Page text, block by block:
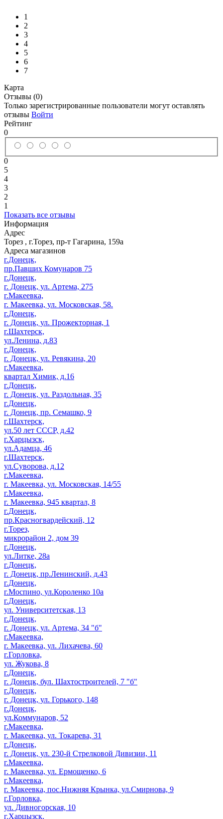
1
2
3
4
5
6
7
Карта
Отзывы (0)
Только зарегистрированные пользователи могут оставлять
отзывы Войти
Рейтинг
0
0
5
4
3
2
1
Показать все отзывы
Информация
Адрес
Торез , г.Торез, пр-т Гагарина, 159а
Адреса магазинов
г.Донецк,
пр.Павших Комунаров 75
г.Донецк,
г. Донецк, ул. Артема, 275
г.Макеевка,
г. Макеевка, ул. Московская, 58.
г.Донецк,
г. Донецк, ул. Прожекторная, 1
г.Шахтерск,
ул.Ленина, д.83
г.Донецк,
г. Донецк, ул. Ревякина, 20
г.Макеевка,
квартал Химик, д.16
г.Донецк,
г. Донецк, ул. Раздольная, 35
г.Донецк,
г. Донецк, пр. Семашко, 9
г.Шахтерск,
ул.50 лет СССР, д.42
г.Харцызск,
ул.Адамца, 46
г.Шахтерск,
ул.Суворова, д.12
г.Макеевка,
г. Макеевка, ул. Московская, 14/55
г.Макеевка,
г. Макеевка, 945 квартал, 8
г.Донецк,
пр.Красногвардейский, 12
г.Торез,
микрорайон 2, дом 39
г.Донецк,
ул.Литке, 28а
г.Донецк,
г. Донецк, пр.Ленинский, д.43
г.Донецк,
г.Моспино, ул.Короленко 10а
г.Донецк,
ул. Университетская, 13
г.Донецк,
г. Донецк, ул. Артема, 34 "б"
г.Макеевка,
г. Макеевка, ул. Лихачева, 60
г.Горловка,
ул. Жукова, 8
г.Донецк,
г. Донецк, бул. Шахтостроителей, 7 "б"
г.Донецк,
г. Донецк, ул. Горького, 148
г.Донецк,
ул.Коммунаров, 52
г.Макеевка,
г. Макеевка, ул. Токарева, 31
г.Донецк,
г. Донецк, ул. 230-й Стрелковой Дивизии, 11
г.Макеевка,
г. Макеевка, ул. Ермощенко, 6
г.Макеевка,
г. Макеевка, пос.Нижняя Крынка, ул.Смирнова, 9
г.Горловка,
ул. Дивногорская, 10
г.Харцызск,